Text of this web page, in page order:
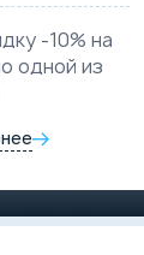
-10% на
одной из